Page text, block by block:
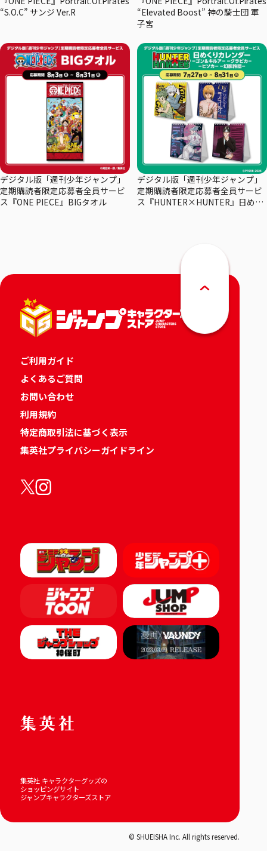
“S.O.C” サンジ Ver.R
“Elevated Boost” 神の騎士団 軍
子宮
デジタル版「週刊少年ジャンプ」
定期購読者限定応募者全員サービ
ス『ONE PIECE』BIGタオル
デジタル版「週刊少年ジャンプ」
定期購読者限定応募者全員サービ
ス『HUNTER×HUNTER』日めく
ご利用ガイド
よくあるご質問
お問い合わせ
利用規約
特定商取引法に基づく表示
集英社プライバシーガイドライン
集英社 キャラクターグッズの
ショッピングサイト
ジャンプキャラクターズストア
© SHUEISHA Inc. All rights reserved.